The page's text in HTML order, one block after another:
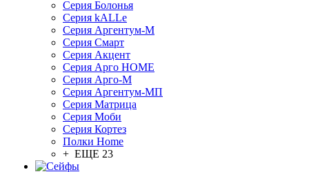
Серия Болонья
Серия kALLe
Серия Аргентум-М
Серия Смарт
Серия Акцент
Серия Арго HOME
Серия Арго-М
Серия Аргентум-МП
Серия Матрица
Серия Моби
Серия Кортез
Полки Home
+ ЕЩЕ 23